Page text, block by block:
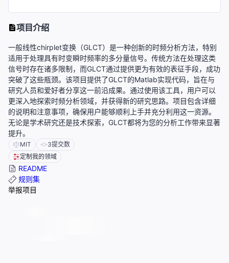
项目介绍
一般线性chirplet变换（GLCT）是一种创新的时频分析方法，特别
适用于处理具有时变瞬时频率的多分量信号。传统方法在处理这类
信号时存在诸多限制，而GLCT通过提供更为有效的表征手段，成功
突破了这些瓶颈。该项目提供了GLCT的Matlab实现代码，旨在与
研究人员和爱好者分享这一前沿成果。通过使用该工具，用户可以
更深入地探索时频分析领域，并获得新的研究思路。项目包含详细
的说明和注意事项，确保用户能够顺利上手并充分利用这一资源。
无论是学术研究还是技术探索，GLCT都将为您的分析工作带来显著
提升。
MIT 3提交数
定制我的领域
README
规则集
举报项目